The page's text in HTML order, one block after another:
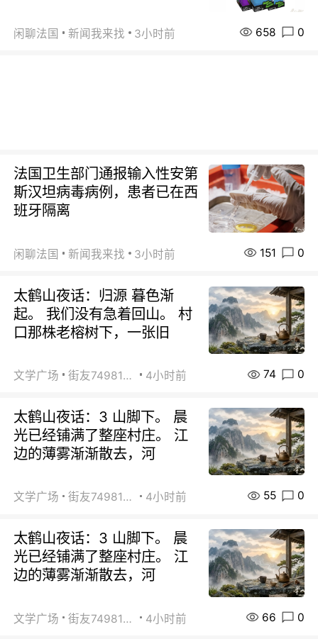
闲聊法国 新闻我来找 3小时前 658 0
法国卫生部门通报输入性安第
斯汉坦病毒病例，患者已在西
班牙隔离
闲聊法国 新闻我来找 3小时前 151 0
太鹤山夜话：归源 暮色渐
起。 我们没有急着回山。 村
口那株老榕树下，一张旧
文学广场 街友74981146 4小时前 74 0
太鹤山夜话：3 山脚下。 晨
光已经铺满了整座村庄。 江
边的薄雾渐渐散去，河
文学广场 街友74981146 4小时前 55 0
太鹤山夜话：3 山脚下。 晨
光已经铺满了整座村庄。 江
边的薄雾渐渐散去，河
文学广场 街友74981146 4小时前 66 0